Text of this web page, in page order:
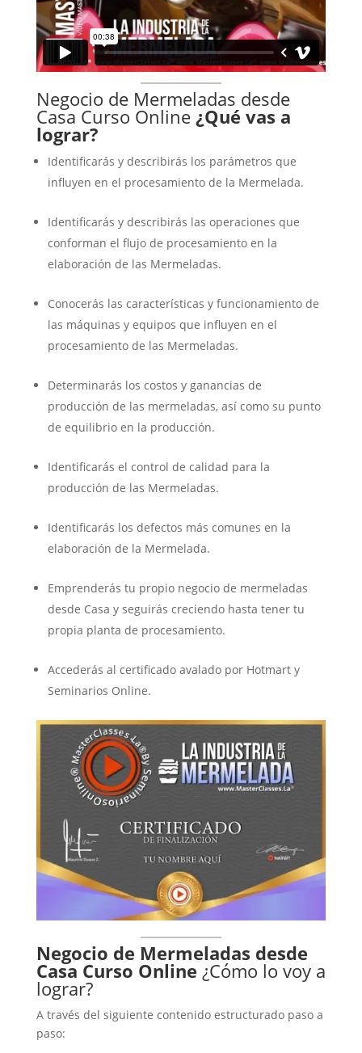
Negocio de Mermeladas desde
Casa Curso Online ¿Qué vas a
lograr?
Identificarás y describirás los parámetros que
influyen en el procesamiento de la Mermelada.
Identificarás y describirás las operaciones que
conforman el flujo de procesamiento en la
elaboración de las Mermeladas.
Conocerás las características y funcionamiento de
las máquinas y equipos que influyen en el
procesamiento de las Mermeladas.
Determinarás los costos y ganancias de
producción de las mermeladas, así como su punto
de equilibrio en la producción.
Identificarás el control de calidad para la
producción de las Mermeladas.
Identificarás los defectos más comunes en la
elaboración de la Mermelada.
Emprenderás tu propio negocio de mermeladas
desde Casa y seguirás creciendo hasta tener tu
propia planta de procesamiento.
Accederás al certificado avalado por Hotmart y
Seminarios Online.
Negocio de Mermeladas desde
Casa Curso Online ¿Cómo lo voy a
lograr?
A través del siguiente contenido estructurado paso a
paso: